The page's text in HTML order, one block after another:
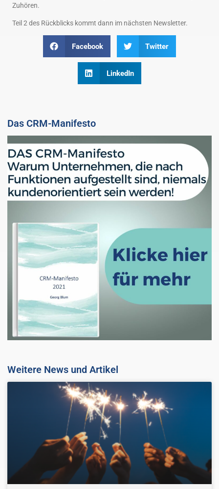
Zuhören.
Teil 2 des Rückblicks kommt dann im nächsten Newsletter.
Facebook Twitter
LinkedIn
Das CRM-Manifesto
Weitere News und Artikel